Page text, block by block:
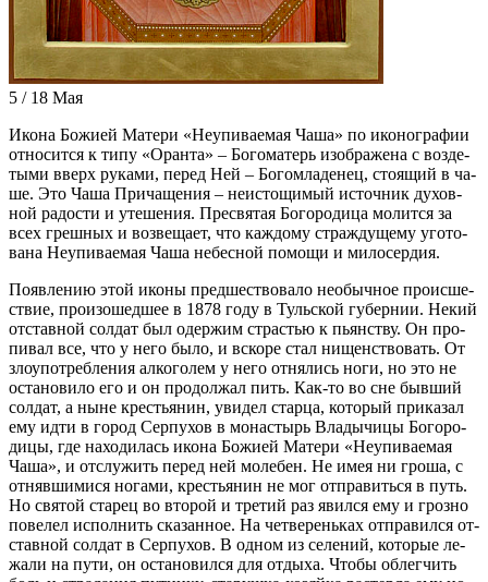
5 / 18 Мая
Ико­на Бо­жи­ей Ма­те­ри «Неупи­ва­е­мая Ча­ша» по ико­но­гра­фии
от­но­сит­ся к ти­пу «Оран­та» – Бо­го­ма­терь изо­бра­же­на с воз­де­
ты­ми вверх ру­ка­ми, пе­ред Ней – Бо­гом­ла­де­нец, сто­я­щий в ча­
ше. Это Ча­ша При­ча­ще­ния – неис­то­щи­мый ис­точ­ник ду­хов­
ной ра­до­сти и уте­ше­ния. Пре­свя­тая Бо­го­ро­ди­ца мо­лит­ся за
всех греш­ных и воз­ве­ща­ет, что каж­до­му страж­ду­ще­му уго­то­
ва­на Неупи­ва­е­мая Ча­ша небес­ной по­мо­щи и ми­ло­сер­дия.
По­яв­ле­нию этой ико­ны пред­ше­ство­ва­ло необыч­ное про­ис­ше­
ствие, про­изо­шед­шее в 1878 го­ду в Туль­ской гу­бер­нии. Некий
от­став­ной сол­дат был одер­жим стра­стью к пьян­ству. Он про­
пи­вал все, что у него бы­ло, и вско­ре стал ни­щен­ство­вать. От
зло­упо­треб­ле­ния ал­ко­го­лем у него от­ня­лись но­ги, но это не
оста­но­ви­ло его и он про­дол­жал пить. Как-то во сне быв­ший
сол­дат, а ныне кре­стья­нин, уви­дел стар­ца, ко­то­рый при­ка­зал
ему ид­ти в го­род Сер­пу­хов в мо­на­стырь Вла­ды­чи­цы Бо­го­ро­
ди­цы, где на­хо­ди­лась ико­на Бо­жи­ей Ма­те­ри «Неупи­ва­е­мая
Ча­ша», и от­слу­жить пе­ред ней мо­ле­бен. Не имея ни гро­ша, с
от­няв­ши­ми­ся но­га­ми, кре­стья­нин не мог от­пра­вить­ся в путь.
Но свя­той ста­рец во вто­рой и тре­тий раз явил­ся ему и гроз­но
по­ве­лел ис­пол­нить ска­зан­ное. На чет­ве­рень­ках от­пра­вил­ся от­
став­ной сол­дат в Сер­пу­хов. В од­ном из се­ле­ний, ко­то­рые ле­
жа­ли на пу­ти, он оста­но­вил­ся для от­ды­ха. Чтобы об­лег­чить